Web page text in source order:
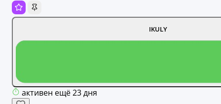
IKULY
активен ещё 23 дня